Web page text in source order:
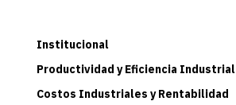
Institucional
Productividad y Eficiencia Industrial
Costos Industriales y Rentabilidad